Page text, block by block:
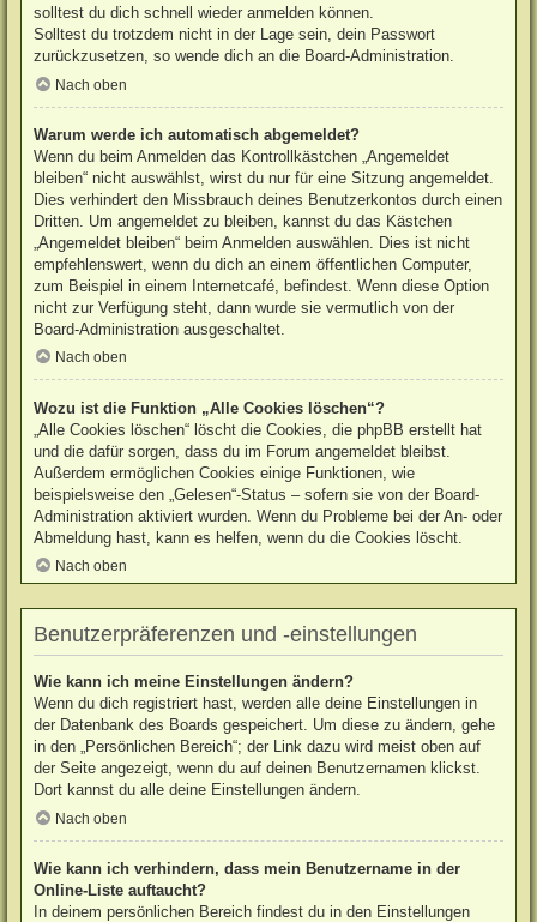
solltest du dich schnell wieder anmelden können.
Solltest du trotzdem nicht in der Lage sein, dein Passwort
zurückzusetzen, so wende dich an die Board-Administration.
Nach oben
Warum werde ich automatisch abgemeldet?
Wenn du beim Anmelden das Kontrollkästchen „Angemeldet
bleiben“ nicht auswählst, wirst du nur für eine Sitzung angemeldet.
Dies verhindert den Missbrauch deines Benutzerkontos durch einen
Dritten. Um angemeldet zu bleiben, kannst du das Kästchen
„Angemeldet bleiben“ beim Anmelden auswählen. Dies ist nicht
empfehlenswert, wenn du dich an einem öffentlichen Computer,
zum Beispiel in einem Internetcafé, befindest. Wenn diese Option
nicht zur Verfügung steht, dann wurde sie vermutlich von der
Board-Administration ausgeschaltet.
Nach oben
Wozu ist die Funktion „Alle Cookies löschen“?
„Alle Cookies löschen“ löscht die Cookies, die phpBB erstellt hat
und die dafür sorgen, dass du im Forum angemeldet bleibst.
Außerdem ermöglichen Cookies einige Funktionen, wie
beispielsweise den „Gelesen“-Status – sofern sie von der Board-
Administration aktiviert wurden. Wenn du Probleme bei der An- oder
Abmeldung hast, kann es helfen, wenn du die Cookies löscht.
Nach oben
Benutzerpräferenzen und -einstellungen
Wie kann ich meine Einstellungen ändern?
Wenn du dich registriert hast, werden alle deine Einstellungen in
der Datenbank des Boards gespeichert. Um diese zu ändern, gehe
in den „Persönlichen Bereich“; der Link dazu wird meist oben auf
der Seite angezeigt, wenn du auf deinen Benutzernamen klickst.
Dort kannst du alle deine Einstellungen ändern.
Nach oben
Wie kann ich verhindern, dass mein Benutzername in der
Online-Liste auftaucht?
In deinem persönlichen Bereich findest du in den Einstellungen